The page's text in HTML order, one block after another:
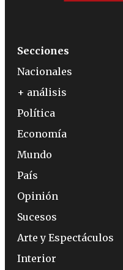
Secciones
Nacionales
+ análisis
Política
Economía
Mundo
País
Opinión
Sucesos
Arte y Espectáculos
Interior